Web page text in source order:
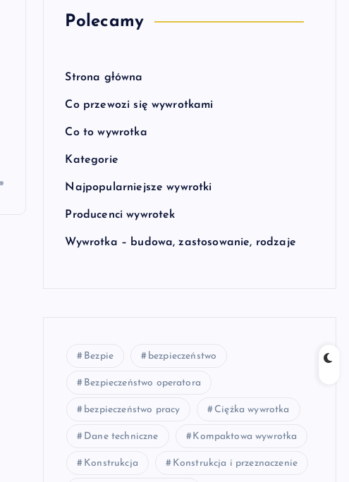
Polecamy
Strona główna
Co przewozi się wywrotkami
Co to wywrotka
Kategorie
Najpopularniejsze wywrotki
Producenci wywrotek
Wywrotka – budowa, zastosowanie, rodzaje
Bezpie bezpieczeństwo
Bezpieczeństwo operatora
bezpieczeństwo pracy Ciężka wywrotka
Dane techniczne Kompaktowa wywrotka
Konstrukcja Konstrukcja i przeznaczenie